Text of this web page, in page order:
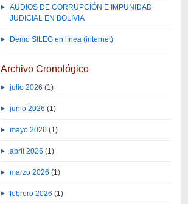
AUDIOS DE CORRUPCIÓN E IMPUNIDAD
JUDICIAL EN BOLIVIA
Demo SILEG en línea (internet)
Archivo Cronológico
julio 2026 (1)
junio 2026 (1)
mayo 2026 (1)
abril 2026 (1)
marzo 2026 (1)
febrero 2026 (1)